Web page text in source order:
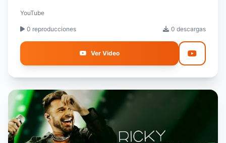
YouTube
0 reproducciones 0 descargas
Ver Video